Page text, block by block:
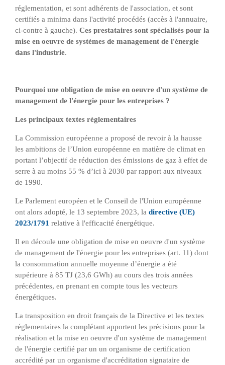
réglementation, et sont adhérents de l'association, et sont
certifiés a minima dans l'activité procédés (accès à l'annuaire,
ci-contre à gauche). Ces prestataires sont spécialisés pour la
mise en oeuvre de systèmes de management de l'énergie
dans l'industrie.
Pourquoi une obligation de mise en oeuvre d'un système de
management de l'énergie pour les entreprises ?
Les principaux textes réglementaires
La Commission européenne a proposé de revoir à la hausse
les ambitions de l’Union européenne en matière de climat en
portant l’objectif de réduction des émissions de gaz à effet de
serre à au moins 55 % d’ici à 2030 par rapport aux niveaux
de 1990.
Le Parlement européen et le Conseil de l'Union européenne
ont alors adopté, le 13 septembre 2023, la directive (UE)
2023/1791 relative à l'efficacité énergétique.
Il en découle une obligation de mise en oeuvre d'un système
de management de l'énergie pour les entreprises (art. 11) dont
la consommation annuelle moyenne d’énergie a été
supérieure à 85 TJ (23,6 GWh) au cours des trois années
précédentes, en prenant en compte tous les vecteurs
énergétiques.
La transposition en droit français de la Directive et les textes
réglementaires la complétant apportent les précisions pour la
réalisation et la mise en oeuvre d'un système de management
de l'énergie certifié par un un organisme de certification
accrédité par un organisme d'accréditation signataire de